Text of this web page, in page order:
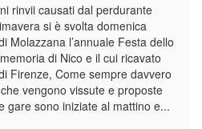
rinvii causati dal perdurante
si è svolta domenica
Molazzana l’annuale Festa dello
di Nico e il cui ricavato
Firenze, Come sempre davvero
vengono vissute e proposte
gare sono iniziate al mattino e...